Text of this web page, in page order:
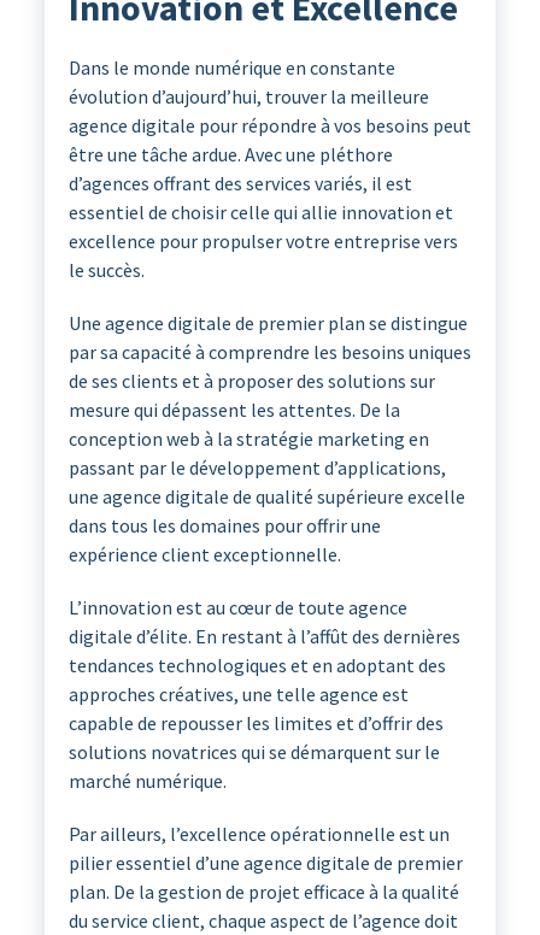
Dans le monde numérique en constante
évolution d’aujourd’hui, trouver la meilleure
agence digitale pour répondre à vos besoins peut
être une tâche ardue. Avec une pléthore
d’agences offrant des services variés, il est
essentiel de choisir celle qui allie innovation et
excellence pour propulser votre entreprise vers
le succès.
Une agence digitale de premier plan se distingue
par sa capacité à comprendre les besoins uniques
de ses clients et à proposer des solutions sur
mesure qui dépassent les attentes. De la
conception web à la stratégie marketing en
passant par le développement d’applications,
une agence digitale de qualité supérieure excelle
dans tous les domaines pour offrir une
expérience client exceptionnelle.
L’innovation est au cœur de toute agence
digitale d’élite. En restant à l’affût des dernières
tendances technologiques et en adoptant des
approches créatives, une telle agence est
capable de repousser les limites et d’offrir des
solutions novatrices qui se démarquent sur le
marché numérique.
Par ailleurs, l’excellence opérationnelle est un
pilier essentiel d’une agence digitale de premier
plan. De la gestion de projet efficace à la qualité
du service client, chaque aspect de l’agence doit